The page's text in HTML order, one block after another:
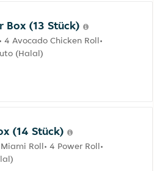
Box (13 Stück)
4 Avocado Chicken Roll•
(Halal)
(14 Stück)
Roll• 4 Power Roll•